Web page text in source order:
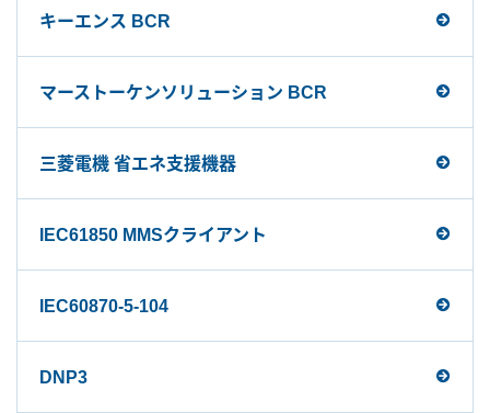
キーエンス BCR
マーストーケンソリューション BCR
三菱電機 省エネ支援機器
IEC61850 MMSクライアント
IEC60870-5-104
DNP3